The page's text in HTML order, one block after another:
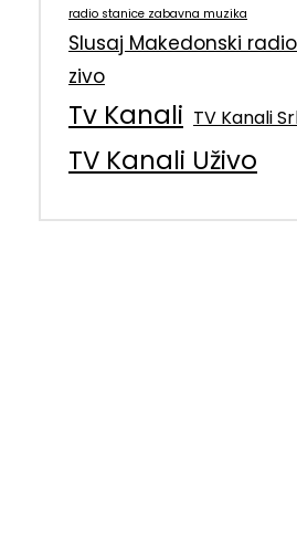
radio stanice zabavna muzika
Slusaj Makedonski
zivo
Tv Kanali TV Kanali
TV Kanali Uživo